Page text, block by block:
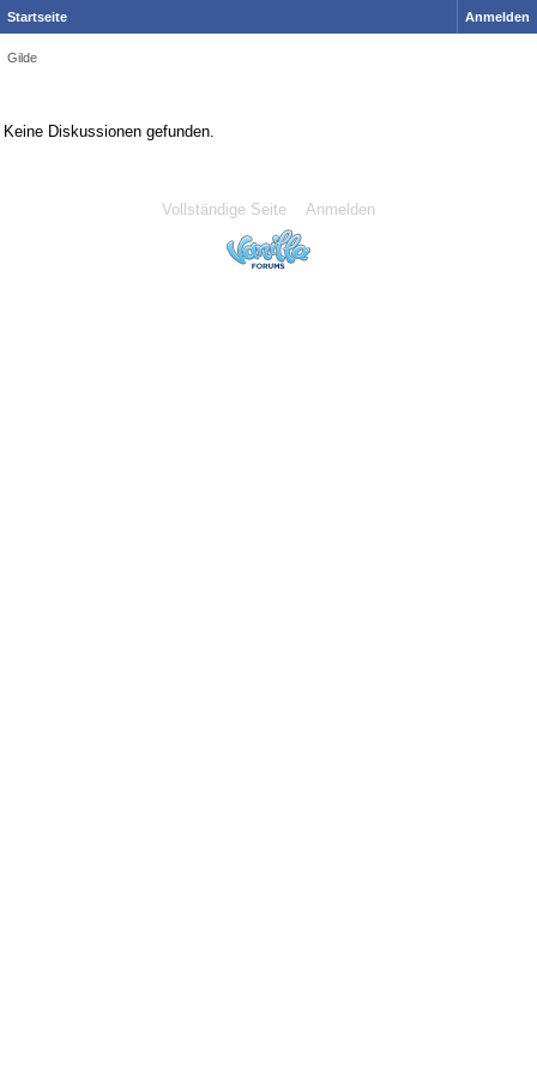
Startseite Anmelden
Gilde
Keine Diskussionen gefunden.
Vollständige Seite Anmelden